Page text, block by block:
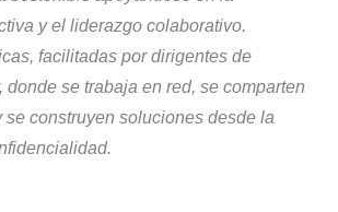
y el liderazgo colaborativo.
facilitadas por dirigentes de
donde se trabaja en red, se comparten
se construyen soluciones desde la